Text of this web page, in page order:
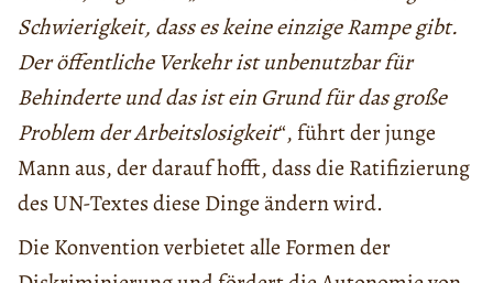
Schwierigkeit, dass es keine einzige Rampe gibt.
Der öffentliche Verkehr ist unbenutzbar für
Behinderte und das ist ein Grund für das große
Problem der Arbeitslosigkeit“, führt der junge
Mann aus, der darauf hofft, dass die Ratifizierung
des UN-Textes diese Dinge ändern wird.
Die Konvention verbietet alle Formen der